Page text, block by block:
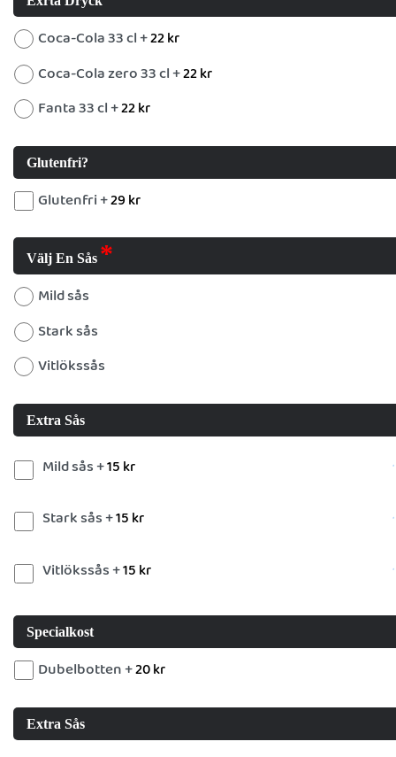
Coca-Cola 33 cl +22kr
Coca-Cola zero 33 cl +22kr
Fanta 33 cl +22kr
Glutenfri?
Glutenfri +29 kr
Välj En Sås
Mild sås
Stark sås
Vitlökssås
Extra Sås
Mild sås +15 kr
Stark sås +15 kr
Vitlökssås +15 kr
Specialkost
Dubelbotten +20kr
Extra Sås